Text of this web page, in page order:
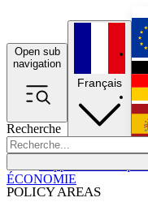
Open sub
navigation
Recherche
POLICY AREAS
Français
ÉCONOMIE